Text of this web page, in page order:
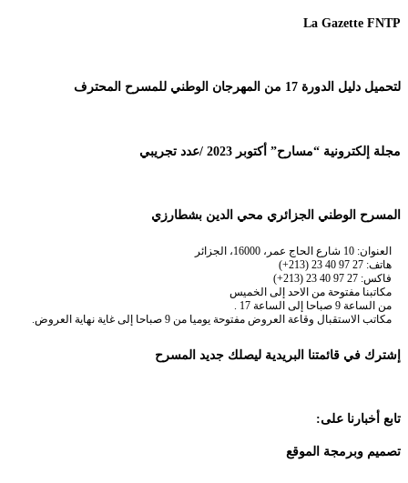
La Gazette FNTP
لتحميل دليل الدورة 17 من المهرجان الوطني للمسرح المحترف
مجلة إلكترونية “مسارح” أكتوبر 2023 /عدد تجريبي
المسرح الوطني الجزائري محي الدين بشطارزي
العنوان: 10 شارع الحاج عمر، 16000، الجزائر
هاتف: 27 97 40 23 (213+)
فاكس: 27 97 40 23 (213+)
مكاتبنا مفتوحة من الاحد إلى الخميس
من الساعة 9 صباحا إلى الساعة 17 .
مكاتب الاستقبال وقاعة العروض مفتوحة يوميا من 9 صباحا إلى غاية نهاية العروض.
إشترك في قائمتنا البريدية ليصلك جديد المسرح
تابع أخبارنا على:
تصميم وبرمجة الموقع